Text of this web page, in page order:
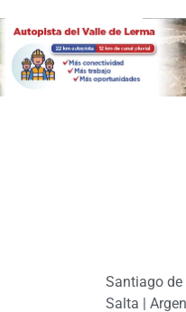
Santiago de
Salta |